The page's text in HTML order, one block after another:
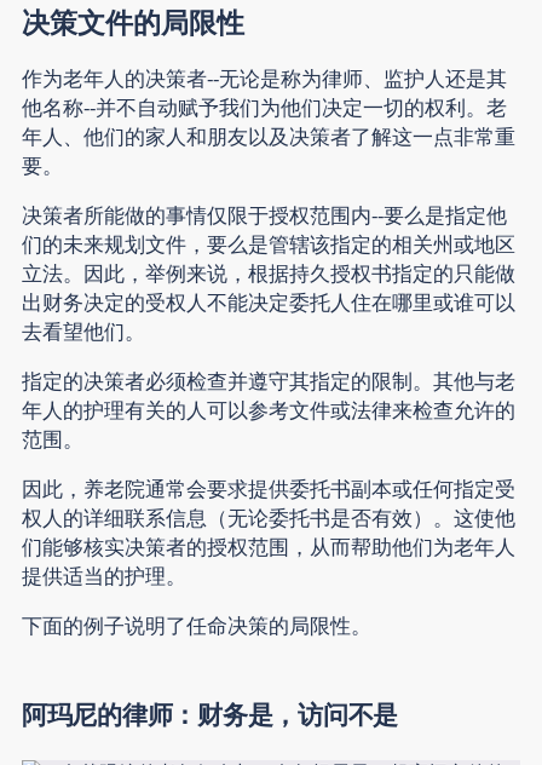
决策文件的局限性
作为老年人的决策者--无论是称为律师、监护人还是其
他名称--并不自动赋予我们为他们决定一切的权利。老
年人、他们的家人和朋友以及决策者了解这一点非常重
要。
决策者所能做的事情仅限于授权范围内--要么是指定他
们的未来规划文件，要么是管辖该指定的相关州或地区
立法。因此，举例来说，根据持久授权书指定的只能做
出财务决定的受权人不能决定委托人住在哪里或谁可以
去看望他们。
指定的决策者必须检查并遵守其指定的限制。其他与老
年人的护理有关的人可以参考文件或法律来检查允许的
范围。
因此，养老院通常会要求提供委托书副本或任何指定受
权人的详细联系信息（无论委托书是否有效）。这使他
们能够核实决策者的授权范围，从而帮助他们为老年人
提供适当的护理。
下面的例子说明了任命决策的局限性。
阿玛尼的律师：财务是，访问不是